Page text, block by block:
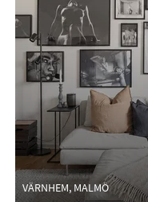
VÄRNHEM, MALMÖ